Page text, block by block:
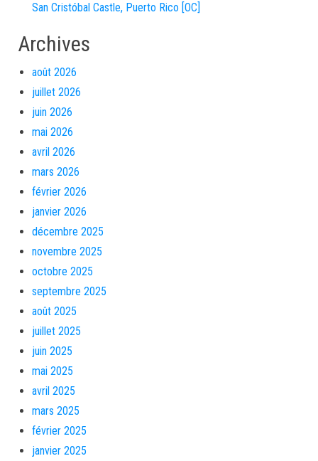
San Cristóbal Castle, Puerto Rico [OC]
Archives
août 2026
juillet 2026
juin 2026
mai 2026
avril 2026
mars 2026
février 2026
janvier 2026
décembre 2025
novembre 2025
octobre 2025
septembre 2025
août 2025
juillet 2025
juin 2025
mai 2025
avril 2025
mars 2025
février 2025
janvier 2025